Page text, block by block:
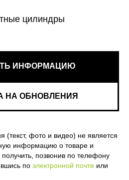
цилиндры
ИНФОРМАЦИЮ
НА ОБНОВЛЕНИЯ
фото и видео) не является
информацию о товаре и
позвонив по телефону
по электронной почте или